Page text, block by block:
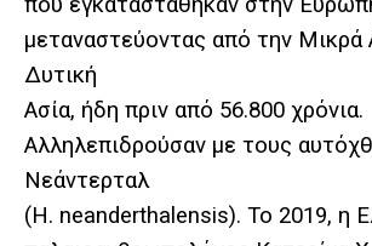
μεταναστεύοντας από την Μικρά
Δυτική
Ασία, ήδη πριν από 56.800 χρόνια.
Αλληλεπιδρούσαν με τους
Νεάντερταλ
(H. neanderthalensis). Το 2019, η